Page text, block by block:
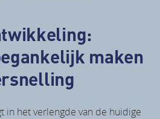
maken
in het verlengde van de huidige